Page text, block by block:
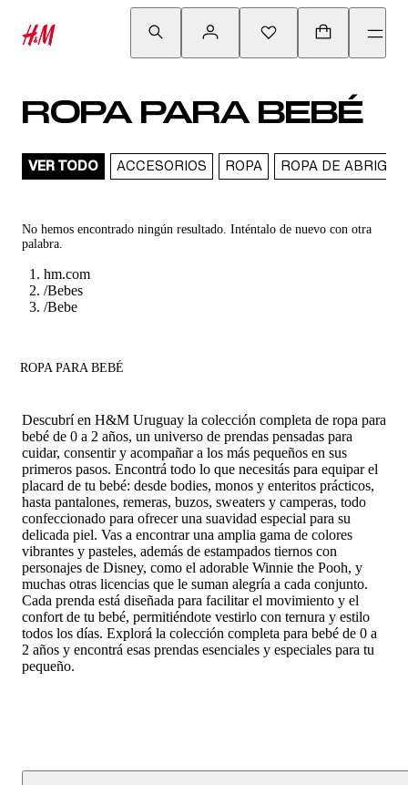
ROPA PARA BEBÉ
VER TODO ACCESORIOS ROPA ROPA DE ABRIGO
No hemos encontrado ningún resultado. Inténtalo de nuevo con otra
palabra.
hm.com
/Bebes
/Bebe
ROPA PARA BEBÉ
Descubrí en H&M Uruguay la colección completa de ropa para
bebé de 0 a 2 años, un universo de prendas pensadas para
cuidar, consentir y acompañar a los más pequeños en sus
primeros pasos. Encontrá todo lo que necesitás para equipar el
placard de tu bebé: desde bodies, monos y enteritos prácticos,
hasta pantalones, remeras, buzos, sweaters y camperas, todo
confeccionado para ofrecer una suavidad especial para su
delicada piel. Vas a encontrar una amplia gama de colores
vibrantes y pasteles, además de estampados tiernos con
personajes de Disney, como el adorable Winnie the Pooh, y
muchas otras licencias que le suman alegría a cada conjunto.
Cada prenda está diseñada para facilitar el movimiento y el
confort de tu bebé, permitiéndote vestirlo con ternura y estilo
todos los días. Explorá la colección completa para bebé de 0 a
2 años y encontrá esas prendas esenciales y especiales para tu
pequeño.